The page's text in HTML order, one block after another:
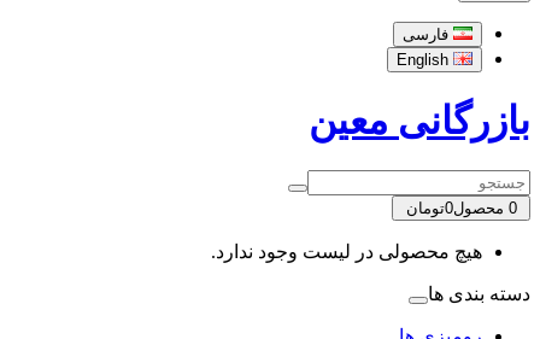
فارسی
بازرگانی معین
0 محصول0تومان
هیچ محصولی در لیست وجود ندارد.
دسته بندی ها